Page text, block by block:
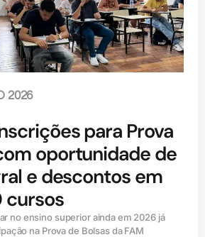
2026
para Prova
oportunidade de
e descontos em
cursos
no ensino superior ainda em 2026 já
na Prova de Bolsas da FAM